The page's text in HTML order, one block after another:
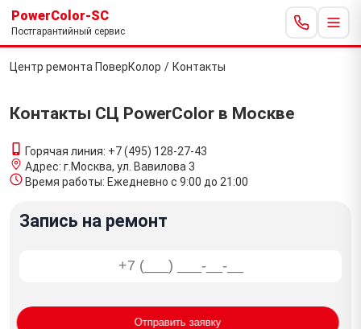
PowerColor-SC
Постгарантийный сервис
Центр ремонта ПоверКолор / Контакты
Контакты СЦ PowerColor в Москве
Горячая линия: +7 (495) 128-27-43
Адрес: г.Москва, ул. Вавилова 3
Время работы: Ежедневно с 9:00 до 21:00
Запись на ремонт
Отправить заявку